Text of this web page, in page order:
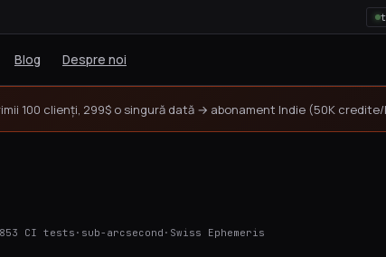
Blog Despre noi
100 clienți, 299$ o singură dată → abonament Indie (50K
853 CI tests sub-arcsecond Swiss Ephemeris